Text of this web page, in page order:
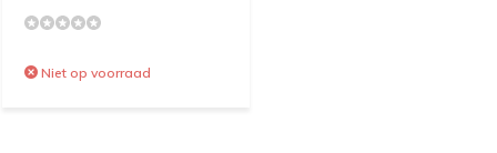
Niet op voorraad